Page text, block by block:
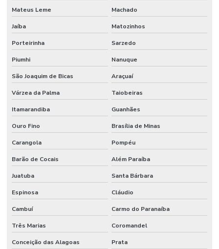
Mateus Leme Machado
Jaíba Matozinhos
Porteirinha Sarzedo
Piumhi Nanuque
São Joaquim de Bicas Araçuaí
Várzea da Palma Taiobeiras
Itamarandiba Guanhães
Ouro Fino Brasília de Minas
Carangola Pompéu
Barão de Cocais Além Paraíba
Juatuba Santa Bárbara
Espinosa Cláudio
Cambuí Carmo do Paranaíba
Três Marias Coromandel
Conceição das Alagoas Prata